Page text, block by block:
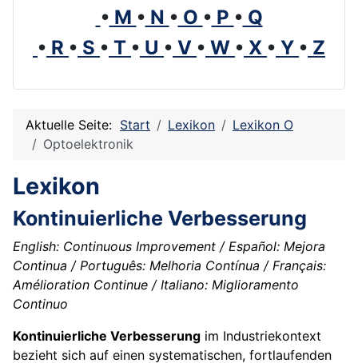
• M • N • O • P • Q
• R • S • T • U • V • W • X • Y • Z
Aktuelle Seite: Start Lexikon
Lexikon O
Optoelektronik
Lexikon
Kontinuierliche Verbesserung
English: Continuous Improvement / Español: Mejora
Continua / Português: Melhoria Contínua / Français:
Amélioration Continue / Italiano: Miglioramento
Continuo
Kontinuierliche Verbesserung im Industriekontext
bezieht sich auf einen systematischen, fortlaufenden